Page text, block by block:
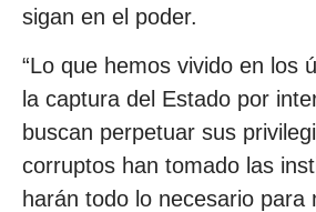
sigan en el poder.
“Lo que hemos vivido en los
la captura del Estado por
buscan perpetuar sus
corruptos han tomado las
harán todo lo necesario para